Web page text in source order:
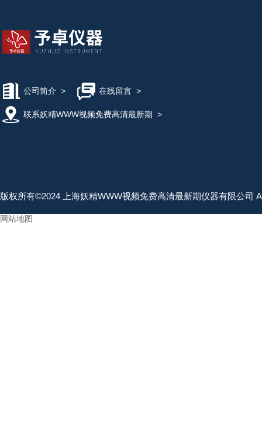
公司简介 > 在线留言>
联系妖精WWW视频免费高清最新期 >
版权所有©2024 上海妖精WWW视频免费高清最新期仪器有限公司
网站地图